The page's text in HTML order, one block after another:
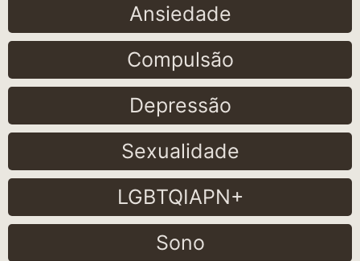
Ansiedade
Compulsão
Depressão
Sexualidade
LGBTQIAPN+
Sono